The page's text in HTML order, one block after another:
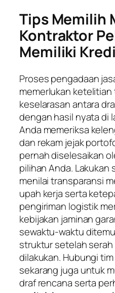
Tips Memilih
Kontraktor
Memiliki
Proses pengadaan
memerlukan
keselarasan antara
dengan hasil nyata di
Anda memeriksa
dan rekam jejak
pernah diselesaikan
pilihan Anda.
menilai transparansi
upah kerja serta
pengiriman logistik
kebijakan jaminan
sewaktu-waktu
struktur setelah
dilakukan. Hubungi
sekarang juga untuk
draf rencana serta